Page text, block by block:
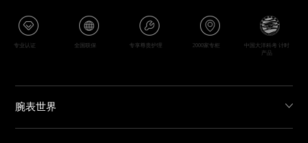
专业认证 全国联保 专享尊贵护理 2000家专柜
中国大洋科考 计时
产品
腕表世界